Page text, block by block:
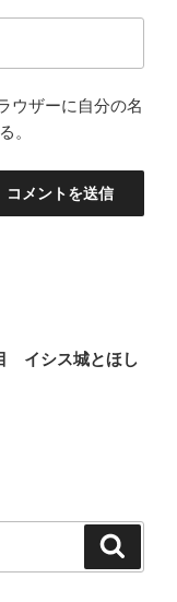
ウザーに自分の名
。
イシス城とほし